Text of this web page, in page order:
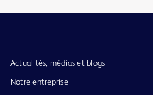
Actualités, médias et blogs
Notre entreprise